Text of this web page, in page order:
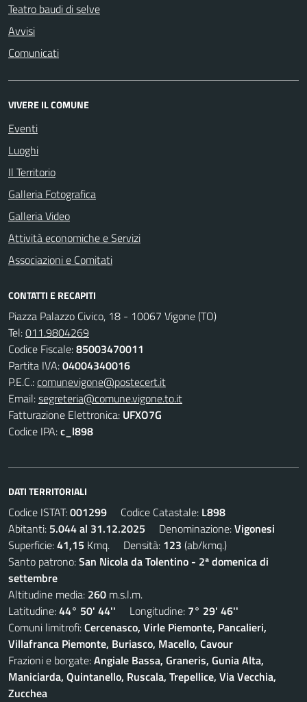
Teatro baudi di selve
Avvisi
Comunicati
VIVERE IL COMUNE
Eventi
Luoghi
Il Territorio
Galleria Fotografica
Galleria Video
Attività economiche e Servizi
Associazioni e Comitati
CONTATTI E RECAPITI
Piazza Palazzo Civico, 18 - 10067 Vigone (TO)
Tel:011.9804269
Codice Fiscale:85003470011
Partita IVA:04004340016
P.E.C.:comunevigone@postecert.it
Email:segreteria@comune.vigone.to.it
Fatturazione Elettronica: UFXO7G
Codice IPA:c_l898
DATI TERRITORIALI
Codice ISTAT:001299 Codice Catastale: L898
Abitanti: 5.044 al 31.12.2025 Denominazione:Vigonesi
Superficie:41,15 Kmq. Densità: 123 (ab/kmq.)
Santo patrono:San Nicola da Tolentino - 2ª domenica di
settembre
Altitudine media: 260 m.s.l.m.
Latitudine:44° 50' 44'' Longitudine: 7° 29' 46''
Comuni limitrofi:Cercenasco, Virle Piemonte, Pancalieri,
Villafranca Piemonte, Buriasco, Macello, Cavour
Frazioni e borgate:Angiale Bassa, Graneris, Gunia Alta,
Maniciarda, Quintanello, Ruscala, Trepellice, Via Vecchia,
Zucchea